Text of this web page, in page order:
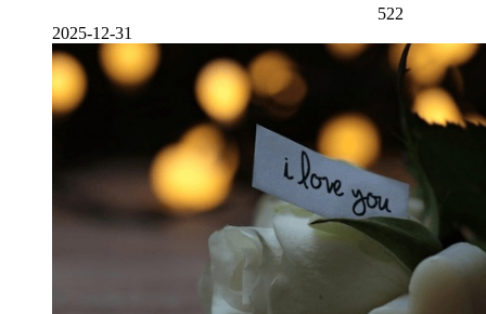
522
2025-12-31